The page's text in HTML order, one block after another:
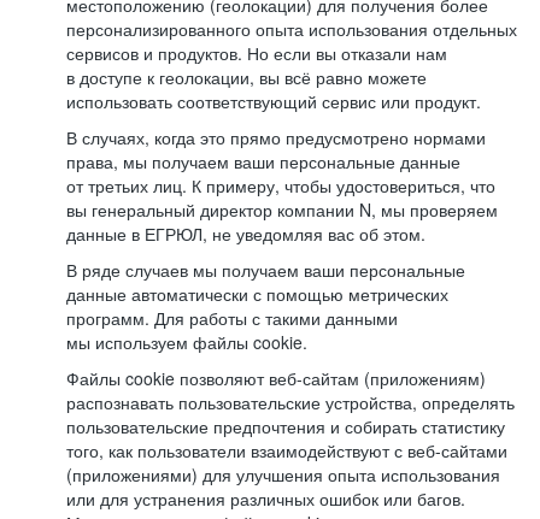
местоположению (геолокации) для получения более
персонализированного опыта использования отдельных
сервисов и продуктов. Но если вы отказали нам
в доступе к геолокации, вы всё равно можете
использовать соответствующий сервис или продукт.
В случаях, когда это прямо предусмотрено нормами
права, мы получаем ваши персональные данные
от третьих лиц. К примеру, чтобы удостовериться, что
вы генеральный директор компании N, мы проверяем
данные в ЕГРЮЛ, не уведомляя вас об этом.
В ряде случаев мы получаем ваши персональные
данные автоматически с помощью метрических
программ. Для работы с такими данными
мы используем файлы cookie.
Файлы cookie позволяют веб-сайтам (приложениям)
распознавать пользовательские устройства, определять
пользовательские предпочтения и собирать статистику
того, как пользователи взаимодействуют с веб-сайтами
(приложениями) для улучшения опыта использования
или для устранения различных ошибок или багов.